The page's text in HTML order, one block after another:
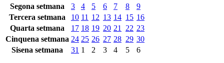
Segona setmana
3 4 5 6 7 8
9
Tercera setmana
10 11 12 13 14 15 16
Quarta setmana
17 18 19 20 21 22 23
Cinquena setmana 24 25 26 27 28 29 30
Sisena setmana
31 1 2 3 4 5 6